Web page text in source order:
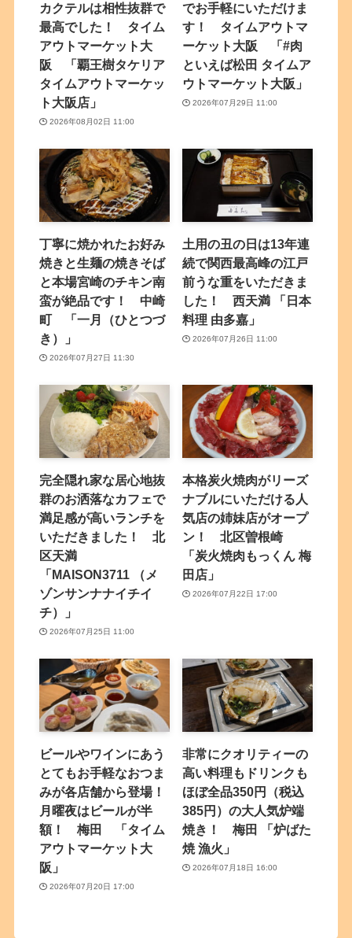
カクテルは相性抜群で
最高でした！ タイム
アウトマーケット大
阪 「覇王樹タケリア
タイムアウトマーケッ
ト大阪店」
2026年08月02日 11:00
でお手軽にいただけま
す！ タイムアウトマ
ーケット大阪 「#肉
といえば松田 タイムア
ウトマーケット大阪」
2026年07月29日 11:00
丁寧に焼かれたお好み
焼きと生麺の焼きそば
と本場宮崎のチキン南
蛮が絶品です！ 中崎
町 「一月（ひとつづ
き）」
2026年07月27日 11:30
土用の丑の日は13年連
続で関西最高峰の江戸
前うな重をいただきま
した！ 西天満 「日本
料理 由多嘉」
2026年07月26日 11:00
完全隠れ家な居心地抜
群のお洒落なカフェで
満足感が高いランチを
いただきました！ 北
区天満
「MAISON3711 （メ
ゾンサンナナイチイ
チ）」
2026年07月25日 11:00
本格炭火焼肉がリーズ
ナブルにいただける人
気店の姉妹店がオープ
ン！ 北区曽根崎
「炭火焼肉もっくん 梅
田店」
2026年07月22日 17:00
ビールやワインにあう
とてもお手軽なおつま
みが各店舗から登場！
月曜夜はビールが半
額！ 梅田 「タイム
アウトマーケット大
阪」
2026年07月20日 17:00
非常にクオリティーの
高い料理もドリンクも
ほぼ全品350円（税込
385円）の大人気炉端
焼き！ 梅田 「炉ばた
焼 漁火」
2026年07月18日 16:00